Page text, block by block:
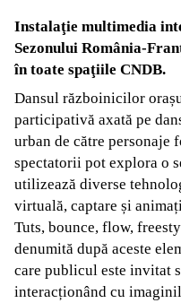
Instalaţie multimedia
Sezonului România-
în toate spaţiile CNDB.
Dansul războinicilor
participativă axată pe
urban de către personaje
spectatorii pot explora o
utilizează diverse
virtuală, captare și
Tuts, bounce, flow,
denumită după aceste
care publicul este invitat
interacționând cu